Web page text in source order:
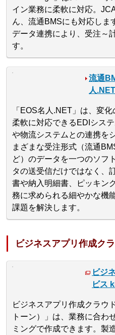
イン業務に柔軟に対応。
ん、流通BMSにも対応しま
データ連携により、受注～
す。
流通
人.NET
「EOS名人.NET」は、変
柔軟に対応できるEDIシス
や物流システムとの連携を
まざまな受注形式（流通
ど）のデータを一つのソフ
タの送受信だけではなく、
書や納入明細書、ピッキン
務に求められる細やかな機
課題を解決します。
ビジネスアプリ作成ク
ビジ
ビス
ビジネスアプリ作成クラウ
トーン）」は、業務に合わ
ミングで作成できます。製